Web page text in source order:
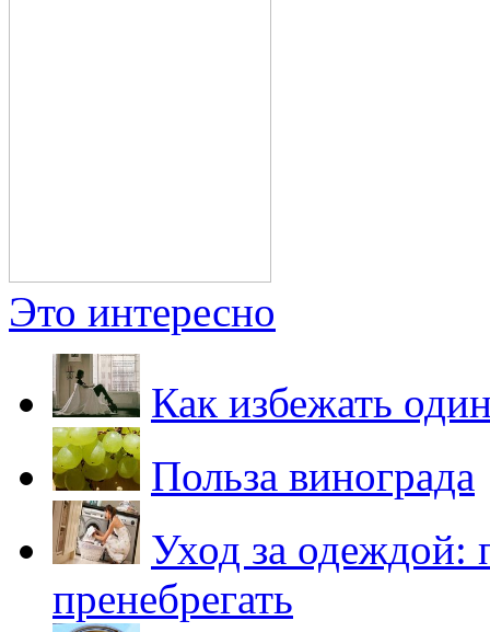
Это интересно
Как избежать
Польза винограда
Уход за одеждой:
пренебрегать